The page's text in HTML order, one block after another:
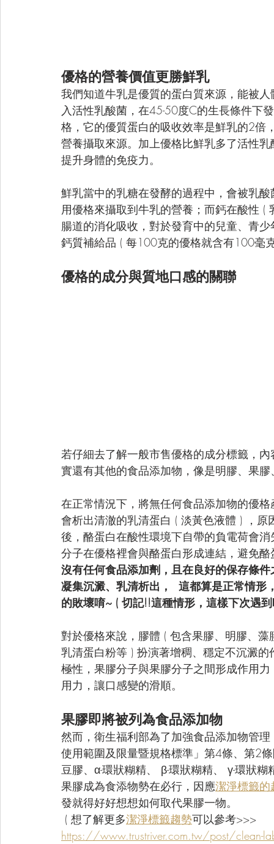
優格的營養價值更勝鮮乳
我們知道牛乳是優質的蛋白質來源，能被
入活性乳酸菌，在45-50度C的生長條件下
格，它的優質蛋白的吸收效率是鮮乳的2倍
營養攝取來源。加上優格比鮮乳多了活性
提升身體的免疫力。
鮮乳當中的乳糖在發酵的過程中，會被乳
用優格來攝取到牛乳的營養；而鈣在酸性 (
腸道的消化吸收，對於發育中的兒童、青
鈣質補給品 ( 每100克的優格就含有100毫
優格的成分與質地口感的關聯
若仔細去了解一般市售優格的成分標籤，
實還有其他的食品添加物，像是明膠、果
在正常情況下，將無任何食品添加物的優
會析出清澈的乳清蛋白 ( 淡黃色液體 ) ，
後，酪蛋白在酸性環境下自帶的負電荷會
分子在優格裡會與酪蛋白形成連結，避免
沒有任何食品添加劑，且在良好的保存條
凝集沉澱、乳清析出，  這都算是正常情形
的敗壞唷~ ( 切記!!這種情形，這樣下次遇
對於優格來說，膠體 ( 包含果膠、明膠、
乳清蛋白粉等 ) 扮演著增稠、穩定不沉澱
極性，果膠分子與果膠分子之間形成作用
用力，讓口感變的滑順。
果膠即將被列為食品添加物
然而，衛生福利部為了加強食品添加物管
使用範圍及限量暨規格標準」第4條、第2
豆膠、α-環狀糊精、 β-環狀糊精、 γ-環狀
果膠成為食添物勢在必行，因應潔淨標籤的
發就得好好想想如何取代果膠一物。
( 想了解更多潔淨標籤趨勢可以參考>>>
https://www.trustriver.com.tw/post/clean-